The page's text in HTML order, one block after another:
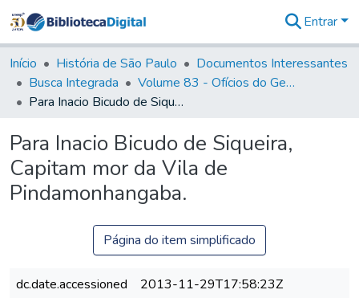
&
Coleções
Tudo na
Biblioteca
Estatísticas
Entrar
Início História de São Paulo
Documentos Interessantes
Busca Integrada
Volume 83 - Ofícios do General Martim Lopes Lobo de Saldanha (Governador da Capitania): 1780- 1782
Para Inacio Bicudo de Siqueira, Capitam mor da Vila de Pindamonhangaba.
Para Inacio Bicudo de Siqueira,
Capitam mor da Vila de
Pindamonhangaba.
Página do item simplificado
dc.date.accessioned
2013-11-29T17:58:23Z